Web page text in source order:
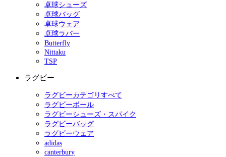
卓球シューズ
卓球バッグ
卓球ウェア
卓球ラバー
Butterfly
Nittaku
TSP
ラグビー
ラグビーカテゴリすべて
ラグビーボール
ラグビーシューズ・スパイク
ラグビーバッグ
ラグビーウェア
adidas
canterbury